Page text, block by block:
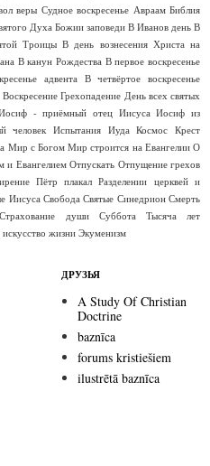
веры Судное воскресенье Авраам Библия
Духа Божии заповеди В Иванов день В
Троицы В день вознесения Христа на
В канун Рождества В первое воскресенье
адвента В четвёртое воскресенье
Воскресение Грехопадение День всех святых
- приёмный отец Иисуса Иосиф из
человек Испытания Иуда Космос Крест
Мир с Богом Мир строится на Евангелии О
и Евангелием Отпускать Отпущение грехов
Пётр плакал Разделении церквей и
Иисуса Свобода Святые Синедрион Смерть
Страхование души Суббота
Тысяча лет
жизниЭкуменизм
ДРУЗЬЯ
A Study Of Christian
Doctrine
baznīca
forums kristiešiem
ilustrētā baznīca